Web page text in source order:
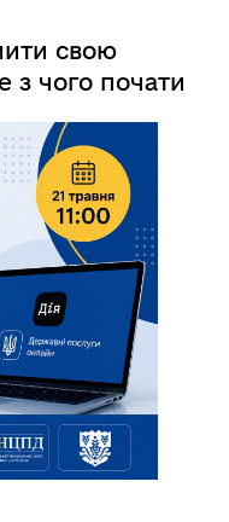
свою
з чого почати